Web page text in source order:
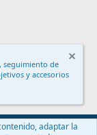
seguimiento de
y accesorios
adaptar la